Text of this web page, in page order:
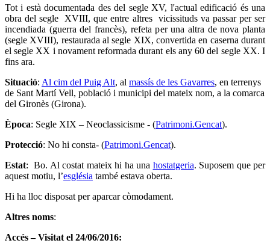
Tot i està documentada des del segle XV, l'actual edificació és una
obra del segle XVIII, que entre altres vicissituds va passar per ser
incendiada (guerra del francès), refeta per una altra de nova planta
(segle XVIII), restaurada al segle XIX, convertida en caserna durant
el segle XX i novament reformada durant els any 60 del segle XX. I
fins ara.
Situació: Al cim del Puig Alt, al massís de les Gavarres, en terrenys
de Sant Martí Vell, població i municipi del mateix nom, a la comarca
del Gironès (Girona).
Època: Segle XIX – Neoclassicisme - (Patrimoni.Gencat).
Protecció: No hi consta- (Patrimoni.Gencat).
Estat: Bo. Al costat mateix hi ha una hostatgeria. Suposem que per
aquest motiu, l’església també estava oberta.
Hi ha lloc disposat per aparcar còmodament.
Altres noms:
Accés – Visitat el 24/06/2016: